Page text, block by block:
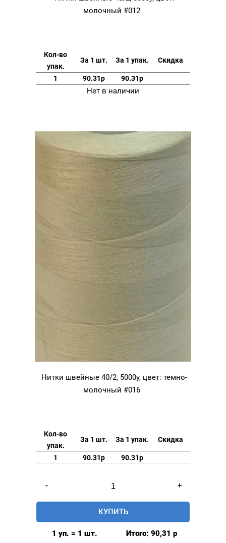
молочный #012
Кол-во
упак.
За 1 шт. За 1 упак. Скидка
1 90.31р 90.31р
Нет в наличии
Нитки швейные 40/2, 5000у, цвет: темно-
молочный #016
Кол-во
упак.
За 1 шт. За 1 упак. Скидка
1 90.31р 90.31р
-
товара
Нитки
швейные
+
КУПИТЬ
1 уп. = 1 шт. Итого: 90,31 р